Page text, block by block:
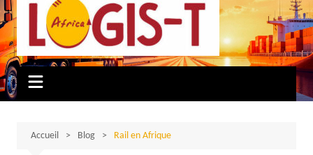
Accueil Blog Rail en Afrique